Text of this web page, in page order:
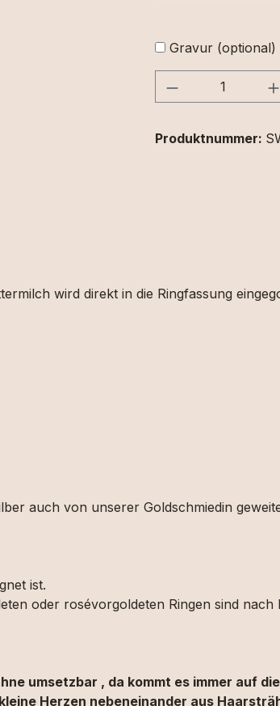
Gravur (optional)
Produkt
Produktnummer:
wird direkt in die Ringfassung
auch von unserer Goldschmiedin
ist.
oder rosévorgoldeten Ringen sind nach
umsetzbar , da kommt es immer auf
Herzen nebeneinander aus